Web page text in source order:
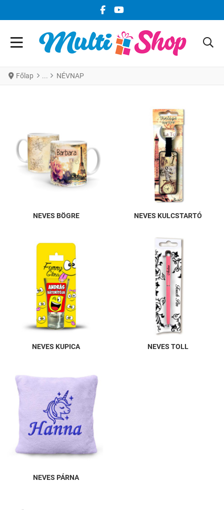
FACEBOOK KÖZÖSSÉGI LINK
YOUTUBE KÖZÖSSÉGI LINK
Főlap NÉVNAP
NEVES BÖGRE NEVES KULCSTARTÓ
NEVES KUPICA NEVES TOLL
NEVES PÁRNA